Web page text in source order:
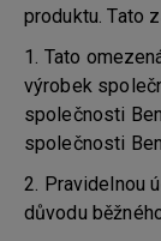
produktu. Tato
1. Tato
výrobek
společnosti
společnosti
2. Pravidelnou
důvodu